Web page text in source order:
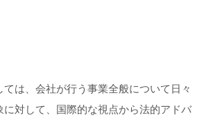
は、会社が行う事業全般について日々
に対して、国際的な視点から法的アドバ